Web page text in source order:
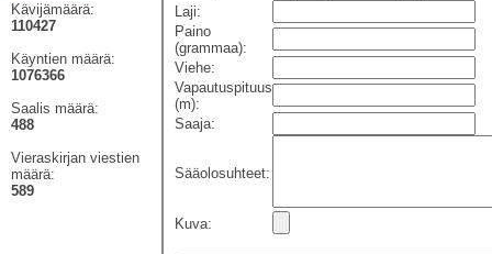
Kävijämäärä:
110427
Käyntien määrä:
1076366
Saalis määrä:
488
Vieraskirjan viestien
määrä:
589
Laji:
Paino
(grammaa):
Viehe:
Vapautuspituus
(m):
Saaja:
Sääolosuhteet:
Kuva: